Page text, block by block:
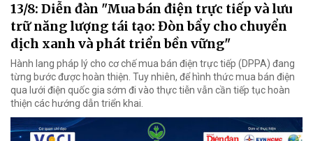
13/8: Diễn đàn "Mua bán điện trực tiếp và lưu
trữ năng lượng tái tạo: Đòn bẩy cho chuyển
dịch xanh và phát triển bền vững"
Hành lang pháp lý cho cơ chế mua bán điện trực tiếp (DPPA) đang
từng bước được hoàn thiện. Tuy nhiên, để hình thức mua bán điện
qua lưới điện quốc gia sớm đi vào thực tiễn vẫn cần tiếp tục hoàn
thiện các hướng dẫn triển khai.